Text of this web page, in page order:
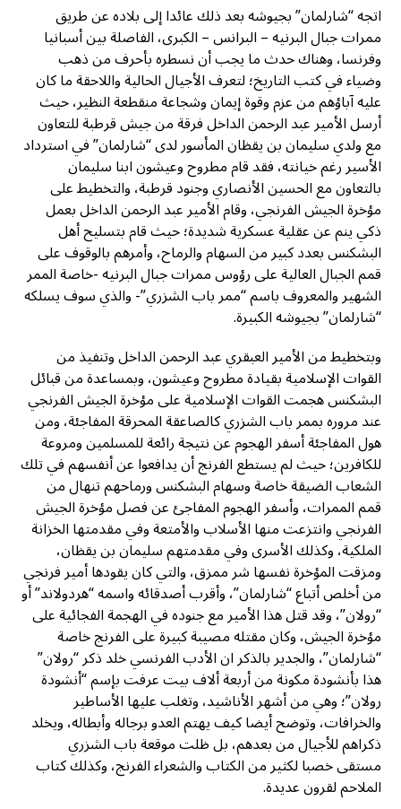
اتجه “شارلمان” بجيوشه بعد ذلك عائدا إلى بلاده عن طريق
ممرات جبال البرنيه – البرانس – الكبرى، الفاصلة بين أسبانيا
وفرنسا، وهناك حدث ما يجب أن نسطره بأحرف من ذهب
وضياء في كتب التاريخ؛ لتعرف الأجيال الحالية واللاحقة ما كان
عليه آباؤهم من عزم وقوة إيمان وشجاعة منقطعة النظير، حيث
أرسل الأمير عبد الرحمن الداخل فرقة من جيش قرطبة للتعاون
مع ولدي سليمان بن يقظان المأسور لدى “شارلمان” في استرداد
الأسير رغم خيانته، فقد قام مطروح وعيشون ابنا سليمان
بالتعاون مع الحسين الأنصاري وجنود قرطبة، والتخطيط على
مؤخرة الجيش الفرنجي، وقام الأمير عبد الرحمن الداخل بعمل
ذكي ينم عن عقلية عسكرية شديدة؛ حيث قام بتسليح أهل
البشكنس بعدد كبير من السهام والرماح، وأمرهم بالوقوف على
قمم الجبال العالية على رؤوس ممرات جبال البرنيه -خاصة الممر
الشهير والمعروف باسم “ممر باب الشزري”- والذي سوف يسلكه
“شارلمان” بجيوشه الكبيرة.
وبتخطيط من الأمير العبقري عبد الرحمن الداخل وتنفيذ من
القوات الإسلامية بقيادة مطروح وعيشون، وبمساعدة من قبائل
البشكنس هجمت القوات الإسلامية على مؤخرة الجيش الفرنجي
عند مروره بممر باب الشزري كالصاعقة المحرقة المفاجئة، ومن
هول المفاجئة أسفر الهجوم عن نتيجة رائعة للمسلمين ومروعة
للكافرين؛ حيث لم يستطع الفرنج أن يدافعوا عن أنفسهم في تلك
الشعاب الضيقة خاصة وسهام البشكنس ورماحهم تنهال من
قمم الممرات، وأسفر الهجوم المفاجئ عن فصل مؤخرة الجيش
الفرنجي وانتزعت منها الأسلاب والأمتعة وفي مقدمتها الخزانة
الملكية، وكذلك الأسرى وفي مقدمتهم سليمان بن يقظان،
ومزقت المؤخرة نفسها شر ممزق، والتي كان يقودها أمير فرنجي
من أخلص أتباع “شارلمان”، وأقرب أصدقائه واسمه “هردولاند” أو
“رولان”، وقد قتل هذا الأمير مع جنوده في الهجمة الفجائية على
مؤخرة الجيش، وكان مقتله مصيبة كبيرة على الفرنج خاصة
“شارلمان”، والجدير بالذكر ان الأدب الفرنسي خلد ذكر “رولان”
هذا بأنشودة مكونة من أربعة ألاف بيت عرفت بإسم “أنشودة
رولان”؛ وهي من أشهر الأناشيد، وتغلب عليها الأساطير
والخرافات، وتوضح أيضا كيف يهتم العدو برجاله وأبطاله، ويخلد
ذكراهم للأجيال من بعدهم، بل ظلت موقعة باب الشزري
مستقى خصبا لكثير من الكتاب والشعراء الفرنج، وكذلك كتاب
الملاحم لقرون عديدة.